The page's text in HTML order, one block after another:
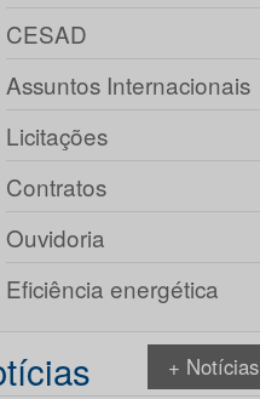
CESAD
Assuntos Internacionais
Licitações
Contratos
Ouvidoria
Eficiência energética
+ Notícias